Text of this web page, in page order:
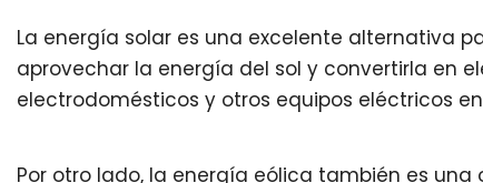
La energía solar es una excelente alternativa
aprovechar la energía del sol y convertirla en
electrodomésticos y otros equipos eléctricos
Por otro lado, la energía eólica también es